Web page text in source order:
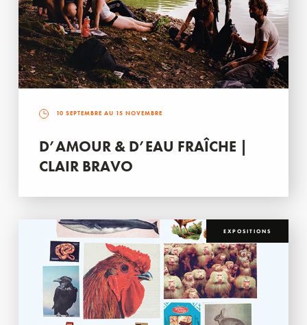
10 SEPTEMBRE AU 15 NOVEMBRE
D’AMOUR & D’EAU FRAÎCHE |
CLAIR BRAVO
EXPOSITIONS